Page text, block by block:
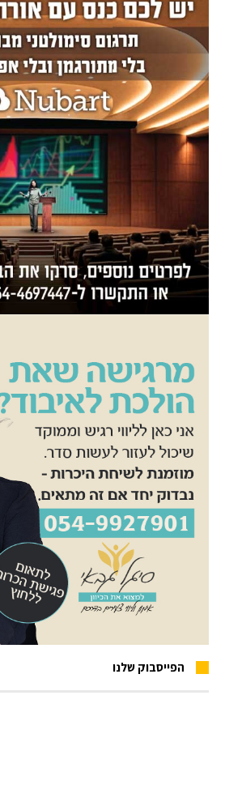
הפייסבוק שלנו